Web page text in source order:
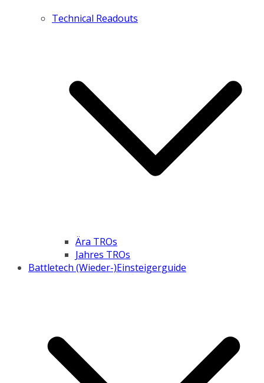
Technical Readouts
Ära TROs
Jahres TROs
Battletech (Wieder-)Einsteigerguide